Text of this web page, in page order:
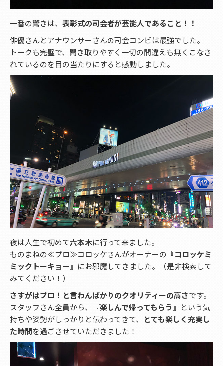
一番の驚きは、 表彰式の司会者が芸能人であること！！
俳優さんとアナウンサーさんの司会コンビは最強でした。
トークも完璧で、聞き取りやすく一切の間違えも無くこなさ
れているのを目の当たりにすると感動しました。
夜は人生で初めて六本木に行って来ました。
ものまねの≪プロ≫コロッケさんがオーナーの 『コロッケミ
ミックトーキョー』 にお邪魔してきました。（是非検索して
みてください！）
さすがはプロ！と言わんばかりのクオリティーの高さです。
スタッフさん全員から、
『楽しんで帰ってもらう』 という気
持ちや姿勢がしっかりと伝わってきて、
とても楽しく充実し
た時間を過ごさせていただきました！